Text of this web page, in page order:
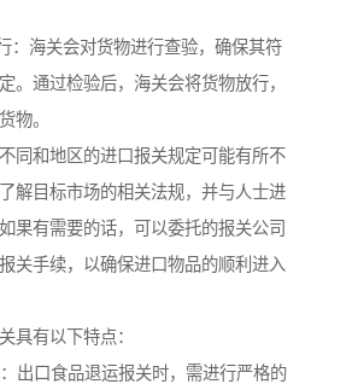
：海关会对货物进行查验，确保其符
。通过检验后，海关会将货物放行，
物。
同和地区的进口报关规定可能有所不
解目标市场的相关法规，并与人士进
果有需要的话，可以委托的报关公司
关手续，以确保进口物品的顺利进入
具有以下特点：
出口食品退运报关时，需进行严格的